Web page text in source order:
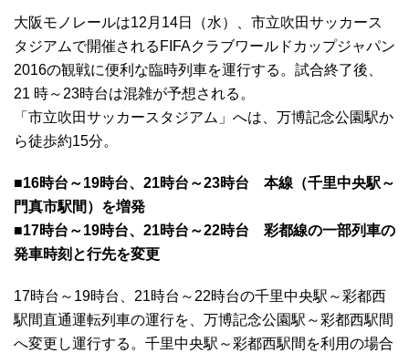
大阪モノレールは12月14日（水）、市立吹田サッカース
タジアムで開催されるFIFAクラブワールドカップジャパン
2016の観戦に便利な臨時列車を運行する。試合終了後、
21 時～23時台は混雑が予想される。
「市立吹田サッカースタジアム」へは、万博記念公園駅か
ら徒歩約15分。
■16時台～19時台、21時台～23時台 本線（千里中央駅～
門真市駅間）を増発
■17時台～19時台、21時台～22時台 彩都線の一部列車の
発車時刻と行先を変更
17時台～19時台、21時台～22時台の千里中央駅～彩都西
駅間直通運転列車の運行を、万博記念公園駅～彩都西駅間
へ変更し運行する。千里中央駅～彩都西駅間を利用の場合